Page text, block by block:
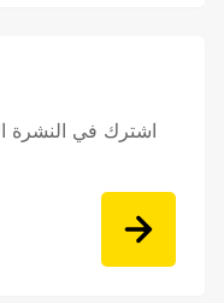
اشترك في النشرة